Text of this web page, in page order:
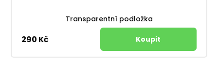
Transparentní podložka
290 Kč